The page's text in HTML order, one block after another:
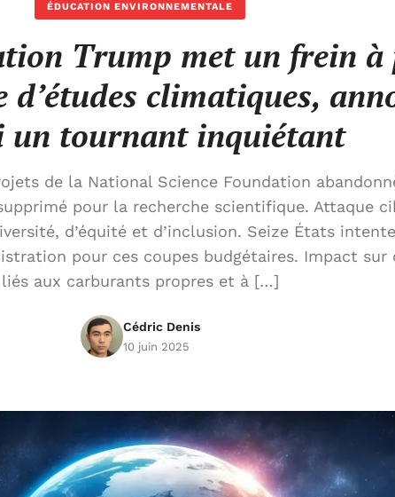
ÉDUCATION ENVIRONNEMENTALE
Trump met un frein à
d’études climatiques,
un tournant inquiétant
de la National Science Foundation
pour la recherche scientifique. Attaque
d’équité et d’inclusion. Seize États
pour ces coupes budgétaires. Impact sur
liés aux carburants propres et à […]
Cédric Denis
10 juin 2025